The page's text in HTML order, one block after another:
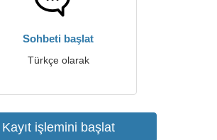
Sohbeti başlat
Türkçe olarak
Kayıt işlemini başlat